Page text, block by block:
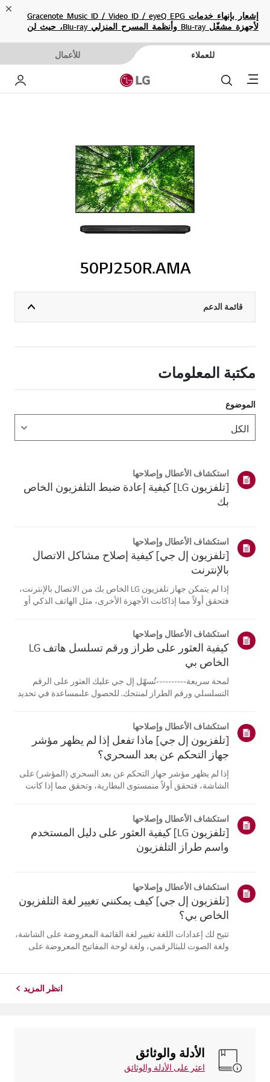
إشعار بإنهاء خدمات Gracenote Music ID / Video ID / eyeQ EPG
لأجهزة مشغّل Blu-ray وأنظمة المسرح المنزلي Blu-ray، حيث لن
للعملاء للأعمال
Menu بحث
50PJ250R.AMA
قائمة الدعم
مكتبة المعلومات
الموضوع
استكشاف الأعطال وإصلاحها
[تلفزيون LG] كيفية إعادة ضبط التلفزيون الخاص
بك
استكشاف الأعطال وإصلاحها
[تلفزيون إل جي] كيفية إصلاح مشاكل الاتصال
بالإنترنت
إذا لم يتمكن جهاز تلفزيون LG الخاص بك من الاتصال بالإنترنت،
فتحقق أولاً مما إذاكانت الأجهزة الأخرى، مثل الهاتف الذكي أو
تكمن في جها...
استكشاف الأعطال وإصلاحها
كيفية العثور على طراز ورقم تسلسل هاتف LG
الخاص بي
لمحة سريعة----------تُسهّل إل جي عليك العثور على الرقم
التسلسلي ورقم الطراز لمنتجك. للحصول علىمساعدة في تحديد
تختلف الصور أو ا...
استكشاف الأعطال وإصلاحها
[تلفزيون إل جي] ماذا تفعل إذا لم يظهر مؤشر
جهاز التحكم عن بعد السحري؟
إذا لم يظهر مؤشر جهاز التحكم عن بعد السحري (المؤشر) على
الشاشة، فتحقق أولاً منمستوى البطارية، وتحقق مما إذا كانت
التلفزيون. أعد تسج...
استكشاف الأعطال وإصلاحها
[تلفزيون LG] كيفية العثور على دليل المستخدم
واسم طراز التلفزيون
استكشاف الأعطال وإصلاحها
[تلفزيون إل جي] كيف يمكنني تغيير لغة التلفزيون
الخاص بي؟
تتيح لك إعدادات اللغة تغيير لغة القائمة المعروضة على الشاشة،
ولغة الصوت للبثالرقمي، ولغة لوحة المفاتيح المعروضة على
انظر المزيد
الأدلة والوثائق
اعثر على الأدلة والوثائق